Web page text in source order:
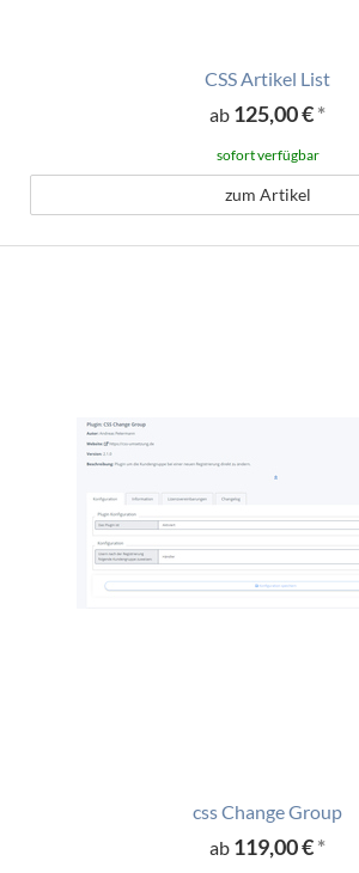
CSS Artikel List
ab 125,00 €*
sofort verfügbar
zum Artikel
css Change Group
ab 119,00 €*